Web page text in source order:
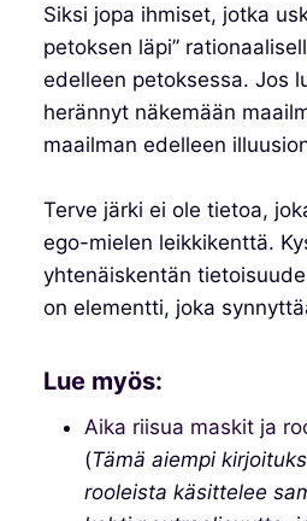
Siksi jopa ihmiset, jotka
petoksen läpi”
edelleen petoksessa. Jos
herännyt näkemään
maailman edelleen
Terve järki ei ole tietoa,
ego-mielen leikkikenttä.
yhtenäiskentän
on elementti, joka
Lue myös:
Aika riisua maskit ja
(Tämä aiempi
rooleista käsittelee